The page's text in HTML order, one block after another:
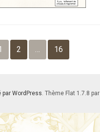
2 … 16
par WordPress. Thème Flat 1.7.8 par